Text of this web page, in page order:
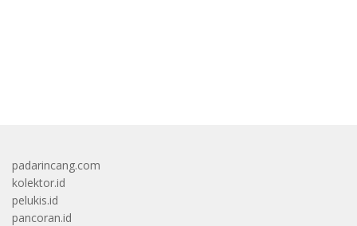
padarincang.com
kolektor.id
pelukis.id
pancoran.id